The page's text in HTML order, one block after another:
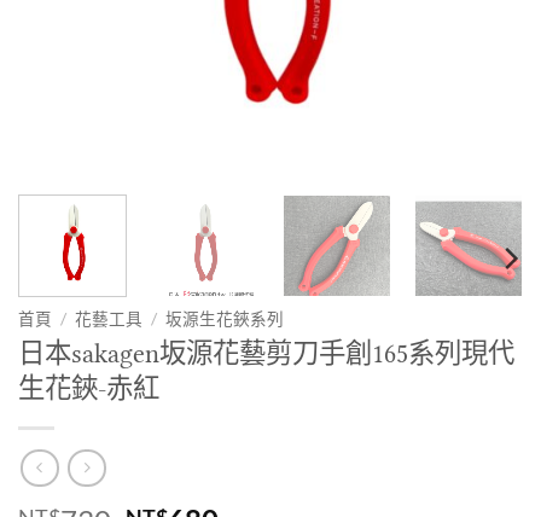
首頁 / 花藝工具 / 坂源生花鋏系列
日本sakagen坂源花藝剪刀手創165系列現代
生花鋏-赤紅